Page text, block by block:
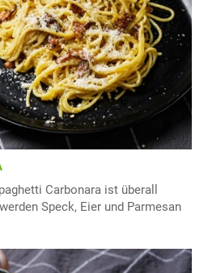
Carbonara ist überall
Speck, Eier und Parmesan